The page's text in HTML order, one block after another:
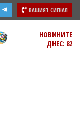
ВАШИЯТ СИГНАЛ
НОВИНИТЕ
ДНЕС: 82